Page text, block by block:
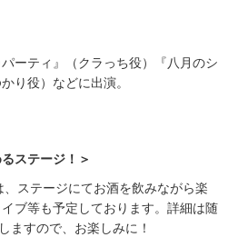
ーティ』（クラっち役）『八月のシ
り役）などに出演。
ステージ！＞
ステージにてお酒を飲みながら楽
ブ等も予定しております。詳細は随
ますので、お楽しみに！